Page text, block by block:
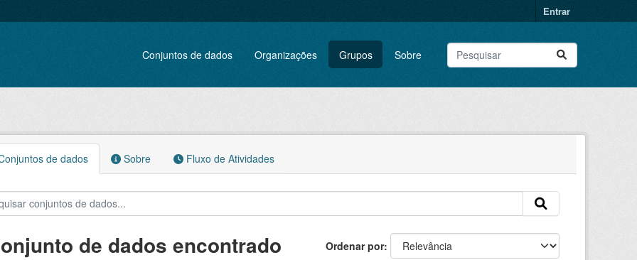
Entrar
Conjuntos de dados Organizações Grupos Sobre
de dados Sobre Fluxo de Atividades
Ordenar por
de dados encontrado